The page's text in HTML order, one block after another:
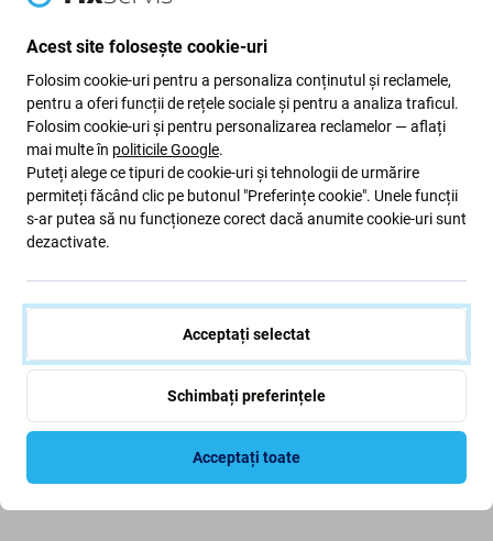
dispozitivul complet funcțional.
Acest set conține:
Afișaj LCD
Sticlă tactilă
Cadrul din mijloc
Calitatea pieselor de schimb
originală, adică furnizat de producătorul dispozitivului
Samsung. Afișajul este de cea mai înaltă calitate posibilă
de pe piață și este 100% identic cu cel din fabrică al
dispozitivului. Pentru a afla mai multe despre calitate,
citiți blogul nostru, unde ne concentrăm mai mult pe
Acest site folosește cookie-uri
Folosim cookie-uri pentru a personaliza conținutul și reclamele,
pentru a oferi funcții de rețele sociale și pentru a analiza traficul.
Folosim cookie-uri și pentru personalizarea reclamelor — aflați
mai multe în politicile Google.
Puteți alege ce tipuri de cookie-uri și tehnologii de urmărire
permiteți făcând clic pe butonul "Preferințe cookie". Unele funcții
s-ar putea să nu funcționeze corect dacă anumite cookie-uri sunt
dezactivate.
Acceptați selectat
Schimbați preferințele
Acceptați toate